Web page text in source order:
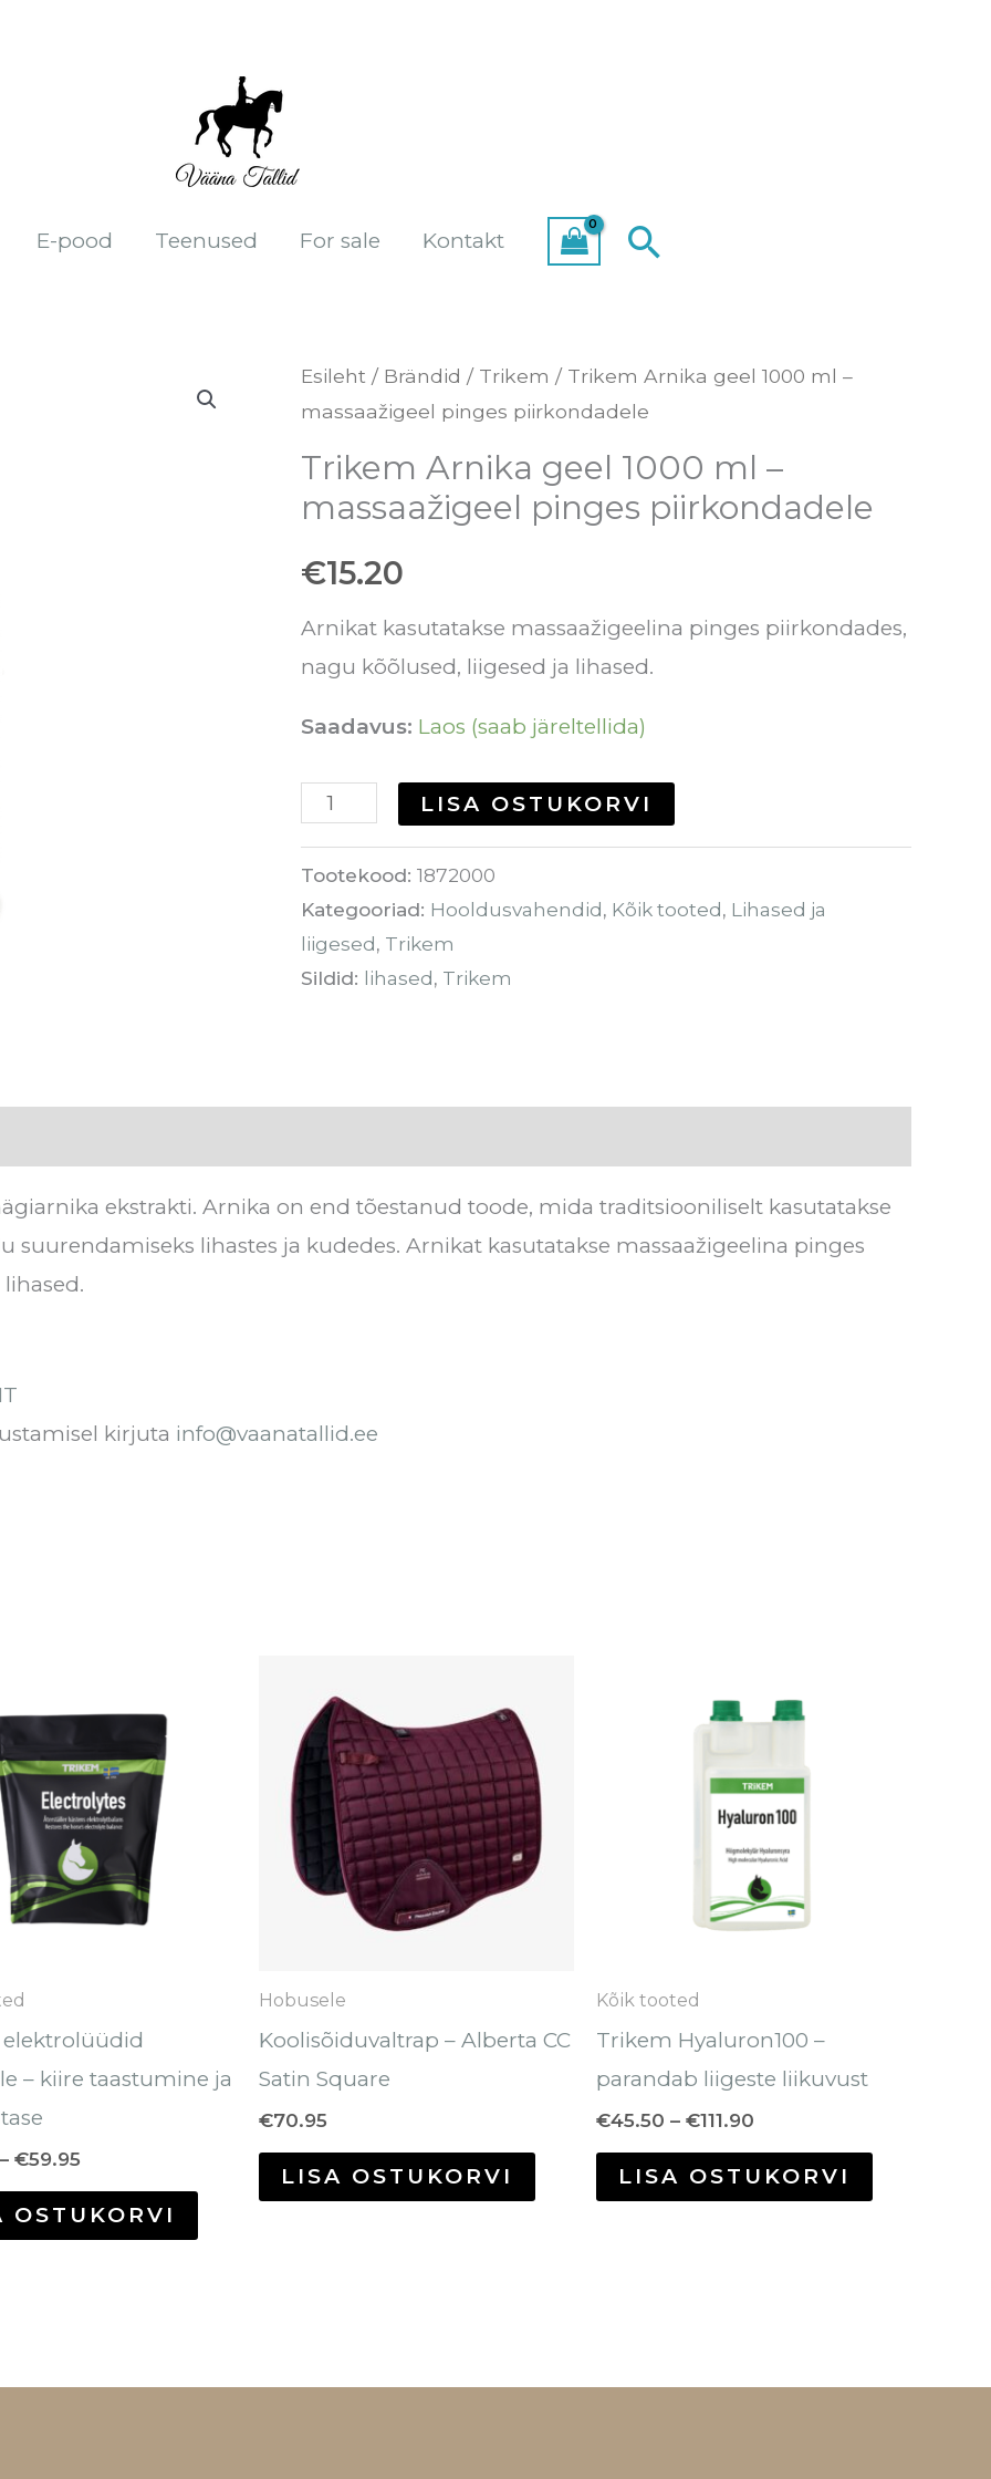
E-pood Teenused For sale Kontakt Search
Esileht / Brändid / Trikem / Trikem Arnika geel 1000 ml –
massaažigeel pinges piirkondadele
Trikem Arnika geel 1000 ml –
massaažigeel pinges piirkondadele
€15.20
Arnikat kasutatakse massaažigeelina pinges piirkondades,
nagu kõõlused, liigesed ja lihased.
Saadavus: Laos (saab järeltellida)
Trikem
Arnika
geel
-
piirkondadele
kogus
LISA OSTUKORVI
Tootekood: 1872000
Kategooriad: Hooldusvahendid, Kõik tooted, Lihased ja
liigesed, Trikem
Sildid: lihased, Trikem
ekstrakti. Arnika on end tõestanud toode, mida traditsiooniliselt kasutatakse
suurendamiseks lihastes ja kudedes. Arnikat kasutatakse massaažigeelina pinges
kirjuta info@vaanatallid.ee
– kiire taastumine ja
– €59.95
kuni
OSTUKORVI
Hobusele
Koolisõiduvaltrap – Alberta CC
Satin Square
€70.95
LISA OSTUKORVI
Kõik tooted
Trikem Hyaluron100 –
parandab liigeste liikuvust
€45.50 – €111.90
kuni
LISA OSTUKORVI